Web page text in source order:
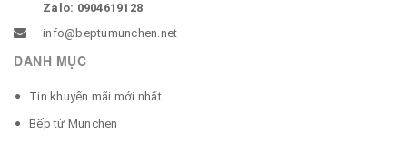
Zalo: 0904619128
info@beptumunchen.net
DANH MỤC
Tin khuyến mãi mới nhất
Bếp từ Munchen